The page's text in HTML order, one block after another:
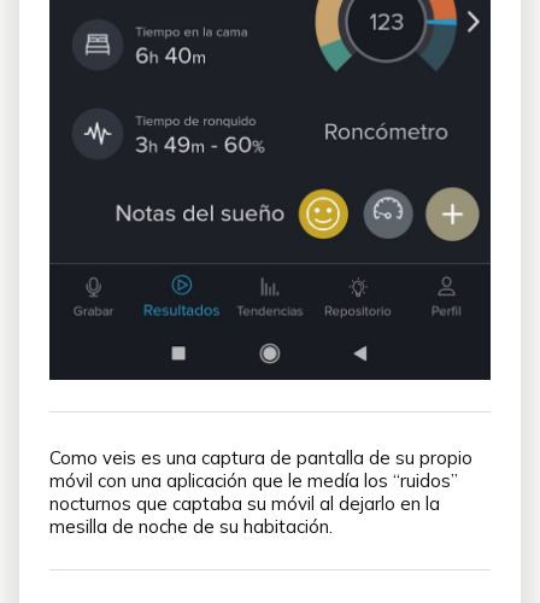
Como veis es una captura de pantalla de su propio
móvil con una aplicación que le medía los “ruidos”
nocturnos que captaba su móvil al dejarlo en la
mesilla de noche de su habitación.